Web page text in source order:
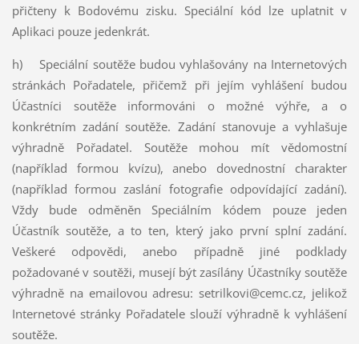
přičteny k Bodovému zisku. Speciální kód lze uplatnit v
Aplikaci pouze jedenkrát.
h) Speciální soutěže budou vyhlašovány na Internetových
stránkách Pořadatele, přičemž při jejím vyhlášení budou
Účastníci soutěže informováni o možné výhře, a o
konkrétním zadání soutěže. Zadání stanovuje a vyhlašuje
výhradně Pořadatel. Soutěže mohou mít vědomostní
(například formou kvízu), anebo dovednostní charakter
(například formou zaslání fotografie odpovídající zadání).
Vždy bude odměněn Speciálním kódem pouze jeden
Účastník soutěže, a to ten, který jako první splní zadání.
Veškeré odpovědi, anebo případně jiné podklady
požadované v soutěži, musejí být zasílány Účastníky soutěže
výhradně na emailovou adresu: setrilkovi@cemc.cz, jelikož
Internetové stránky Pořadatele slouží výhradně k vyhlášení
soutěže.